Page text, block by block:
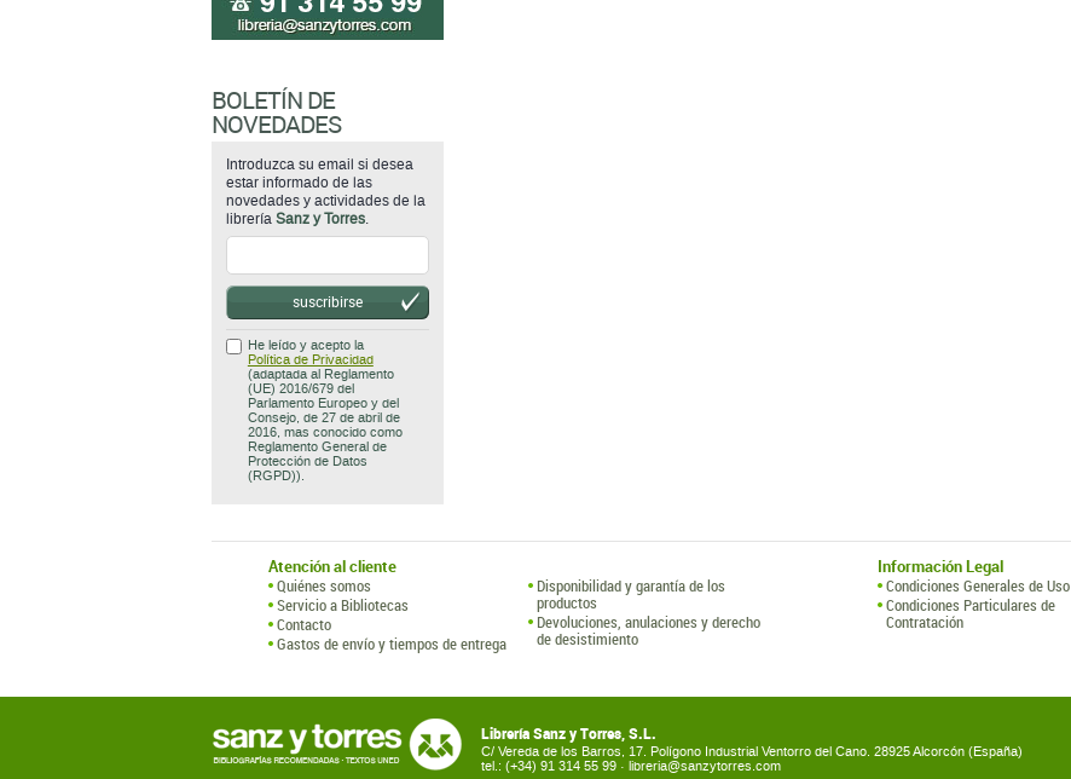
BOLETÍN DE
NOVEDADES
Introduzca su email si desea
estar informado de las
novedades y actividades de la
librería Sanz y Torres.
suscribirse
He leído y acepto la
Política de Privacidad
(adaptada al Reglamento
(UE) 2016/679 del
Parlamento Europeo y del
Consejo, de 27 de abril de
2016, mas conocido como
Reglamento General de
Protección de Datos
(RGPD)).
Atención al cliente
Quiénes somos
Servicio a Bibliotecas
Contacto
Gastos de envío y tiempos de entrega
Disponibilidad y garantía de los
productos
Devoluciones, anulaciones y derecho
de desistimiento
Información Legal
Condiciones Generales de Uso
Condiciones Particulares de
Contratación
Librería Sanz y Torres, S.L.
C/ Vereda de los Barros, 17. Polígono Industrial Ventorro del Cano. 28925 Alcorcón (España)
tel.: (+34) 91 314 55 99 · libreria@sanzytorres.com